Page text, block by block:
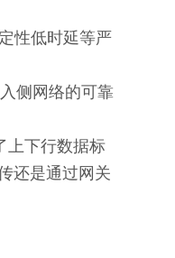
性低时延等严
侧网络的可靠
上下行数据标
还是通过网关